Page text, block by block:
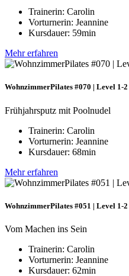
Trainerin: Carolin
Vorturnerin: Jeannine
Kursdauer: 59min
Mehr erfahren
WohnzimmerPilates #070 | Level 1-2
Frühjahrsputz mit Poolnudel
Trainerin: Carolin
Vorturnerin: Jeannine
Kursdauer: 68min
Mehr erfahren
WohnzimmerPilates #051 | Level 1-2
Vom Machen ins Sein
Trainerin: Carolin
Vorturnerin: Jeannine
Kursdauer: 62min